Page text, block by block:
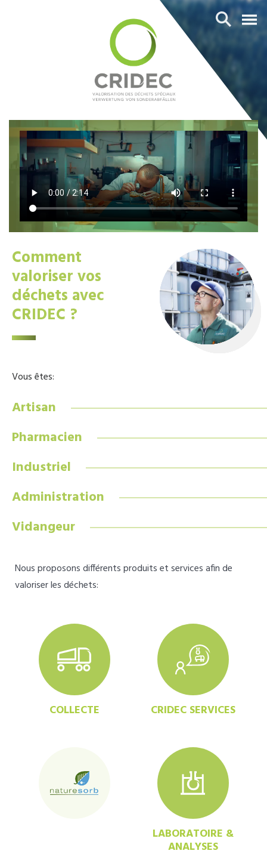
Comment
valoriser vos
déchets avec
CRIDEC ?
Vous êtes:
Artisan
Pharmacien
Industriel
Administration
Vidangeur
Nous proposons différents produits et services afin de
valoriser les déchets:
COLLECTE CRIDEC SERVICES
LABORATOIRE &
ANALYSES